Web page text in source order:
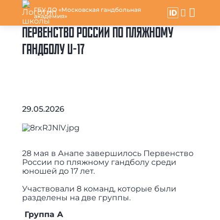
ГБУ ДО «Московская гандбольная
академия»
ПЕРВЕНСТВО РОССИИ ПО ПЛЯЖНОМУ
ГАНДБОЛУ U-17
29.05.2026
28 мая в Анапе завершилось Первенство
России по пляжному гандболу среди
юношей до 17 лет.
Участвовали 8 команд, которые были
разделены на две группы.
Группа А